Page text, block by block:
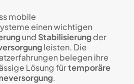
mobile
einen wichtigen
und Stabilisierungder
leisten. Die
belegen ihre
Lösung fürtemporäre
.